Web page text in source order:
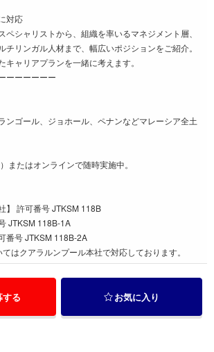
対応
ペシャリストから、組織を率いるマネジメント層、
チリンガル人材まで、幅広いポジションをご紹介。
キャリアプランを一緒に考えます。
ーーーーーー
ンゴール、ジョホール、ペナンなどマレーシア全土
またはオンラインで随時実施中。
】 許可番号 JTKSM 118B
JTKSM 118B-1A
番号 JTKSM 118B-2A
はクアラルンプール本社で対応しております。
る お気に入り